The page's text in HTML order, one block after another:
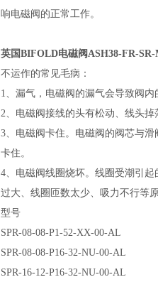
响电磁阀的正常工作。
英国BIFOLD电磁阀ASH38-FR-
不运作的常见毛病：
1、漏气，电磁阀的漏气会导致阀
2、电磁阀接线的头有松动、线头掉
3、电磁阀卡住。电磁阀的阀芯与
卡住。
4、电磁阀线圈烧坏。线圈受潮引
过大、线圈匝数太少、吸力不行等
型号
SPR-08-08-P1-52-XX-00-AL
SPR-08-08-P16-32-NU-00-AL
SPR-16-12-P16-32-NU-00-AL